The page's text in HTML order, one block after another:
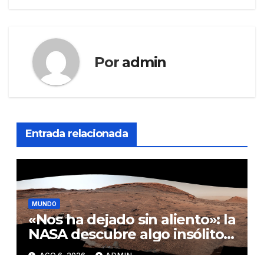
Por admin
Entrada relacionada
MUNDO
«Nos ha dejado sin aliento»: la
NASA descubre algo insólito
en Marte